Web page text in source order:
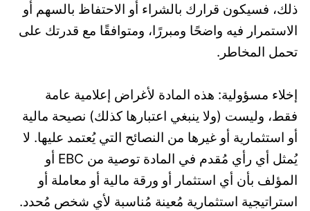
ذلك، فسيكون قرارك بالشراء أو الاحتفاظ بالسهم أو
الاستمرار فيه واضحًا ومبررًا، ومتوافقًا مع قدرتك على
تحمل المخاطر.
إخلاء مسؤولية: هذه المادة لأغراض إعلامية عامة
فقط، وليست (ولا ينبغي اعتبارها كذلك) نصيحة مالية
أو استثمارية أو غيرها من النصائح التي يُعتمد عليها. لا
يُمثل أي رأي مُقدم في المادة توصية من EBC أو
المؤلف بأن أي استثمار أو ورقة مالية أو معاملة أو
استراتيجية استثمارية مُعينة مُناسبة لأي شخص مُحدد.